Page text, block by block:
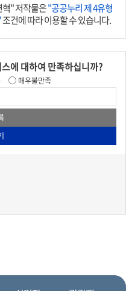
혁" 저작물은"공공누리 제 4유형
조건에 따라 이용할 수 있습니다.
에 대하여 만족하십니까?
매우불만족